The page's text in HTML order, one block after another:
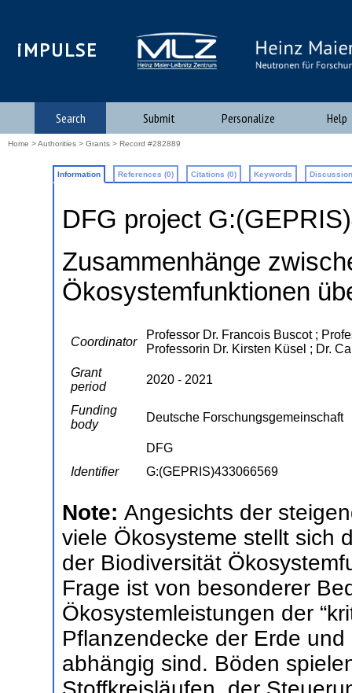
iMPULSE
Search Submit Personalize Help
Home >Authorities > Grants > Record #282889
Information References (0) Citations (0) Keywords
DFG project
Zusammenhänge
Ökosystemfunktionen
Coordinator
Professor Dr. Francois Buscot ;
Professorin Dr. Kirsten Küsel ; Dr.
Grant
period
2020 - 2021
Funding
body
Deutsche Forschungsgemeinschaft
DFG
Identifier
G:(GEPRIS)433066569
Note: Angesichts der
viele Ökosysteme stellt sich
der Biodiversität
Frage ist von besonderer
Ökosystemleistungen der
Pflanzendecke der Erde
abhängig sind. Böden